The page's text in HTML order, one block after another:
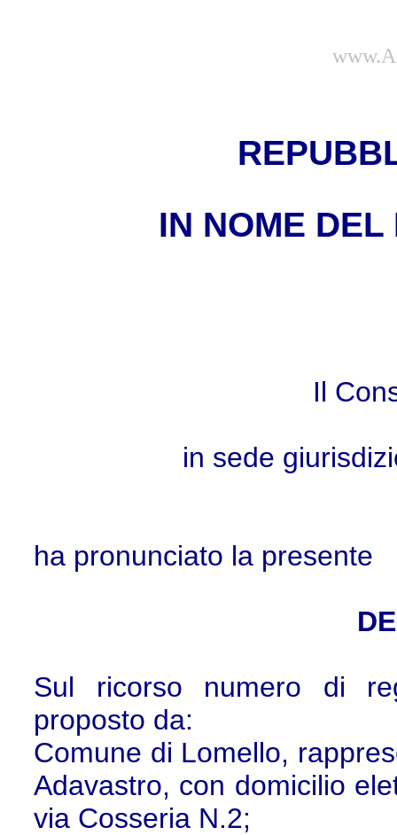
IN NOME
Il
in sede
ha pronunciato la presente
Sul ricorso numero di
proposto da:
Comune di Lomello,
Adavastro, con domicilio
via Cosseria N.2;